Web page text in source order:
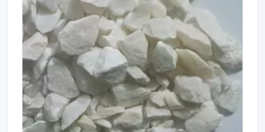
лазерная продукция, разметочный инструмент
KAPRO, ЛИДЕР).